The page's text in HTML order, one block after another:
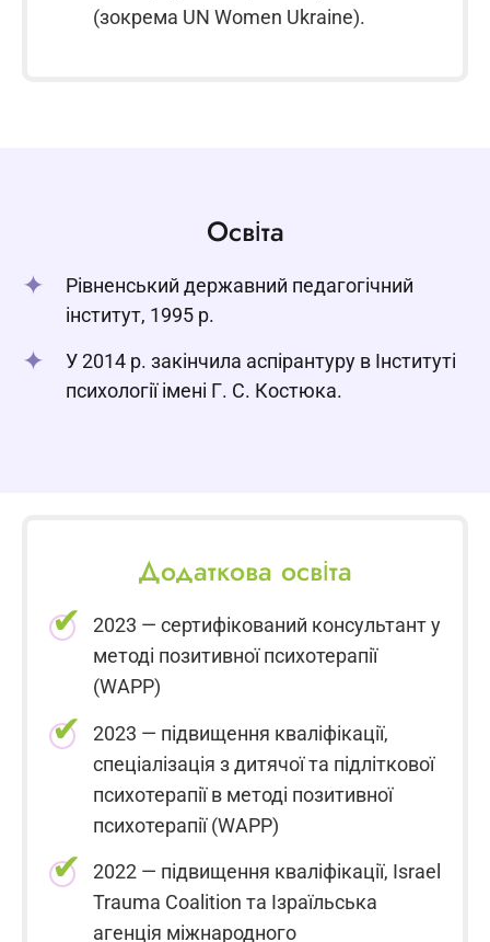
(зокрема UN Women Ukraine).
Освіта
Рівненський державний педагогічний
інститут, 1995 р.
У 2014 р. закінчила аспірантуру в Інституті
психології імені Г. С. Костюка.
Додаткова освіта
2023 — сертифікований консультант у
методі позитивної психотерапії
(WAPP)
2023 — підвищення кваліфікації,
спеціалізація з дитячої та підліткової
психотерапії в методі позитивної
психотерапії (WAPP)
2022 — підвищення кваліфікації, Israel
Trauma Coalition та Ізраїльська
агенція міжнародного